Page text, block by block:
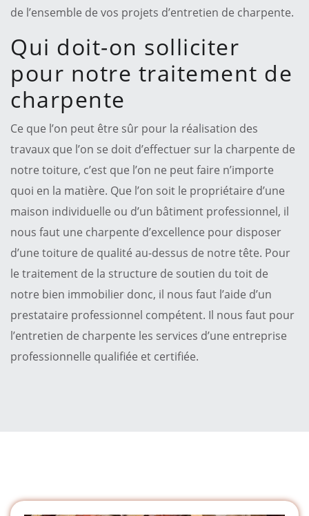
de l’ensemble de vos projets d’entretien de charpente.
Qui doit-on solliciter
pour notre traitement de
charpente
Ce que l’on peut être sûr pour la réalisation des
travaux que l’on se doit d’effectuer sur la charpente de
notre toiture, c’est que l’on ne peut faire n’importe
quoi en la matière. Que l’on soit le propriétaire d’une
maison individuelle ou d’un bâtiment professionnel, il
nous faut une charpente d’excellence pour disposer
d’une toiture de qualité au-dessus de notre tête. Pour
le traitement de la structure de soutien du toit de
notre bien immobilier donc, il nous faut l’aide d’un
prestataire professionnel compétent. Il nous faut pour
l’entretien de charpente les services d’une entreprise
professionnelle qualifiée et certifiée.